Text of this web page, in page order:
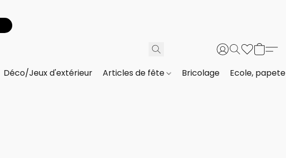
Déco/Jeux d'extérieur Articles de fête Bricolage Ecole,